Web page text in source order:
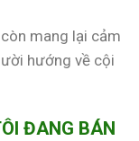
mang lại cảm
hướng về cội
ĐANG BÁN